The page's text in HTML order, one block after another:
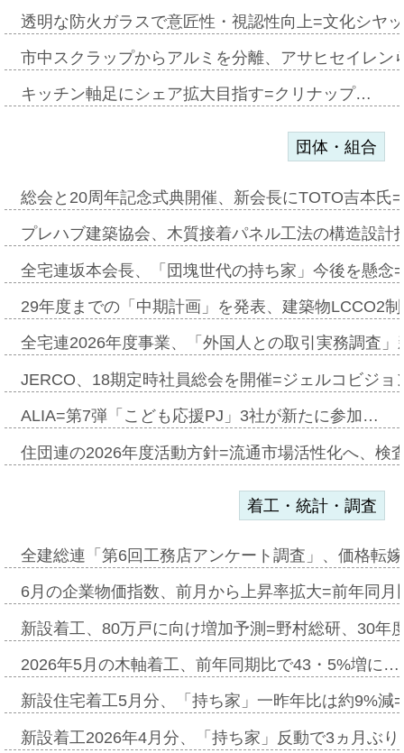
透明な防火ガラスで意匠性・視認性向上=文化シヤ
市中スクラップからアルミを分離、アサヒセイレ
キッチン軸足にシェア拡大目指す=クリナップ…
団体・組合
総会と20周年記念式典開催、新会長にTOTO吉本氏
プレハブ建築協会、木質接着パネル工法の構造設
全宅連坂本会長、「団塊世代の持ち家」今後を懸
29年度までの「中期計画」を発表、建築物LCCO2
全宅連2026年度事業、「外国人との取引実務調査
JERCO、18期定時社員総会を開催=ジェルコビジ
ALIA=第7弾「こども応援PJ」3社が新たに参加…
住団連の2026年度活動方針=流通市場活性化へ、検
着工・統計・調査
全建総連「第6回工務店アンケート調査」、価格転
6月の企業物価指数、前月から上昇率拡大=前年同
新設着工、80万戸に向け増加予測=野村総研、30年
2026年5月の木軸着工、前年同期比で43・5%増に…
新設住宅着工5月分、「持ち家」一昨年比は約9%
新設着工2026年4月分、「持ち家」反動で3ヵ月ぶ